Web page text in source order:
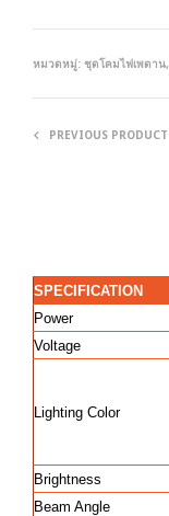
หมวดหมู่: ชุดโคมไฟเพดาน,
PREVIOUS PRODUCT
SPECIFICATION
Power
Voltage
Lighting Color
Brightness
Beam Angle